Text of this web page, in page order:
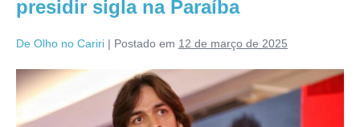
presidir sigla na Paraíba
De Olho no Cariri | Postado em 12 de março de 2025